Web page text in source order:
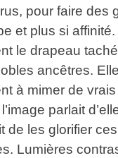
pour faire des
et plus si
le drapeau
ancêtres.
à mimer de
parlait
de les glorifier
Lumières